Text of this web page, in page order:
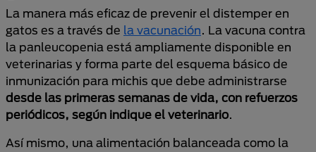
La manera más eficaz de prevenir el distemper en
gatos es a través de la vacunación. La vacuna contra
la panleucopenia está ampliamente disponible en
veterinarias y forma parte del esquema básico de
inmunización para michis que debe administrarse
desde las primeras semanas de vida, con refuerzos
periódicos, según indique el veterinario.
Así mismo, una alimentación balanceada como la